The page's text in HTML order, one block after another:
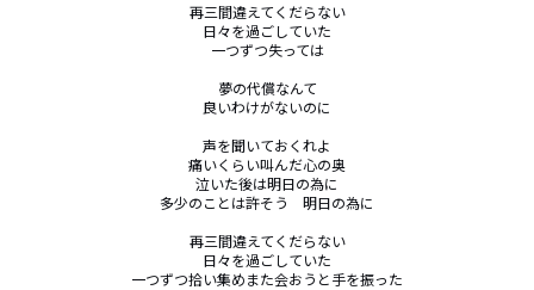
再三間違えてくだらない
日々を過ごしていた
一つずつ失っては
夢の代償なんて
良いわけがないのに
声を聞いておくれよ
痛いくらい叫んだ心の奥
泣いた後は明日の為に
多少のことは許そう　明日の為に
再三間違えてくだらない
日々を過ごしていた
一つずつ拾い集めまた会おうと手を振った